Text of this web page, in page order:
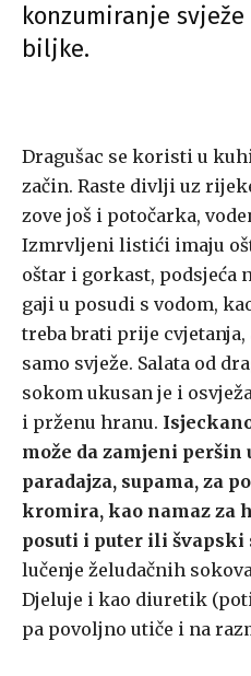
konzumiranje
biljke.
Dragušac se koristi u
začin. Raste divlji uz
zove još i potočarka,
Izmrvljeni listići imaju
oštar i gorkast, podsjeća
gaji u posudi s vodom,
treba brati prije
samo svježe. Salata od
sokom ukusan je i
i prženu hranu.
može da zamjeni peršin
paradajza, supama, za
kromira, kao namaz za
posuti i puter ili švapski
lučenje želudačnih
Djeluje i kao diuretik
pa povoljno utiče i na